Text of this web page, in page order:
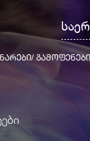
ᲒᲐᲛᲝᲤᲔᲜᲔᲑᲘ